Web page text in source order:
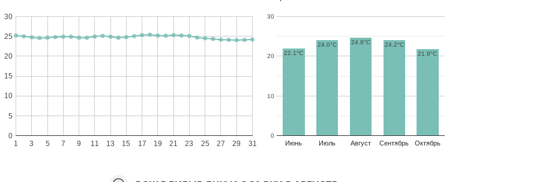
1 3 5 7 9 11 13 15 17 19 21 23 25 27 29 31
0
5
10
15
20
25
30
Июнь Июль Август Сентябрь Октябрь
0
10
20
30
22.1°C
24.0°C 24.8°C
24.2°C
21.9°C